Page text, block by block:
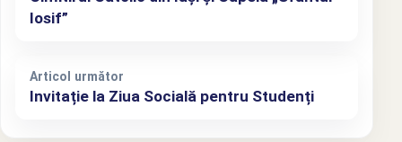
Iosif”
Articol următor
Invitație la Ziua Socială pentru Studenți